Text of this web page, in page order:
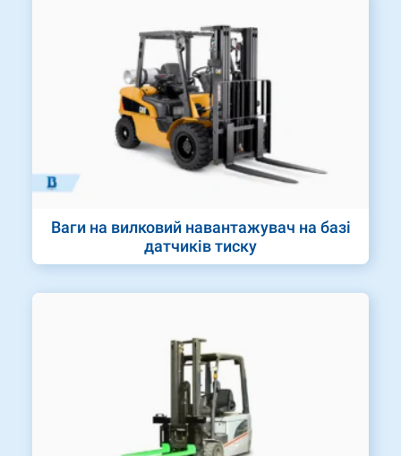
Ваги на вилковий навантажувач на базі
датчиків тиску